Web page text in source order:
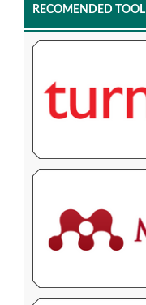
RECOMENDED TOOL